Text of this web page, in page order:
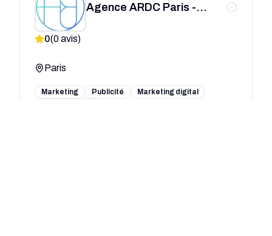
Agence ARDC Paris -
0(0avis)
Paris
Marketing Publicité
Marketing digital